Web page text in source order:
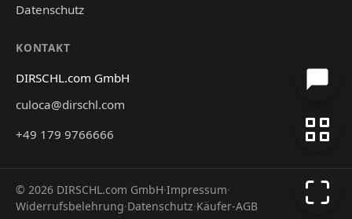
Datenschutz
KONTAKT
DIRSCHL.com GmbH
culoca@dirschl.com
+49 179 9766666
© 2026 DIRSCHL.com GmbH·Impressum·
Widerrufsbelehrung·Datenschutz·Käufer-AGB